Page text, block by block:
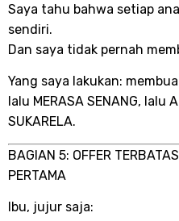
Saya tahu bahwa setiap
sendiri.
Dan saya tidak pernah
Yang saya lakukan:
lalu MERASA SENANG, lalu
SUKARELA.
BAGIAN 5: OFFER
PERTAMA
Ibu, jujur saja: